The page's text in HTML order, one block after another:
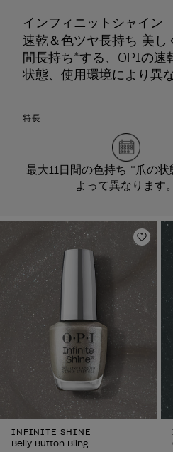
インフィニットシャイン
速乾＆色ツヤ長持ち 美し
間長持ち*する、OPIの速
状態、使用環境により異
特長
最大11日間の色持ち *爪の状
よって異なります。
ほし
INFINITE SHINE
Belly Button Bling